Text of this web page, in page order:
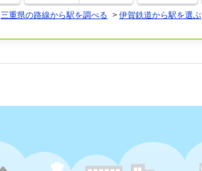
三重県の路線から駅を調べる > 伊賀鉄道から駅を選ぶ